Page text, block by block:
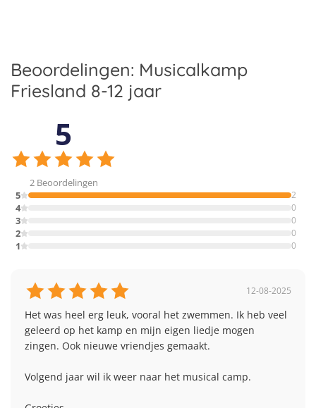
Beoordelingen: Musicalkamp
Friesland 8-12 jaar
5
2 Beoordelingen
5
2
4 0
3 0
2 0
1 0
12-08-2025
Het was heel erg leuk, vooral het zwemmen. Ik heb veel
geleerd op het kamp en mijn eigen liedje mogen
zingen. Ook nieuwe vriendjes gemaakt.
Volgend jaar wil ik weer naar het musical camp.